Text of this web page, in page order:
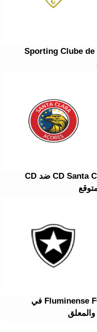
تفاصيل مباراة Moreirense FC ضد Sporting Clube de
Primeira Liga: موعد مواجهة CD Santa Clara ضد CD
تفاصيل مباراة Botafogo FR ضد Fluminense FC في